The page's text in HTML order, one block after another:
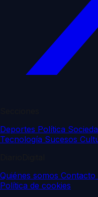
Deportes Política
Tecnología Sucesos
Quiénes somos Contacto
Política de cookies